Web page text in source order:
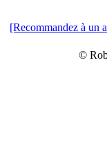
[Recommandez à un
©